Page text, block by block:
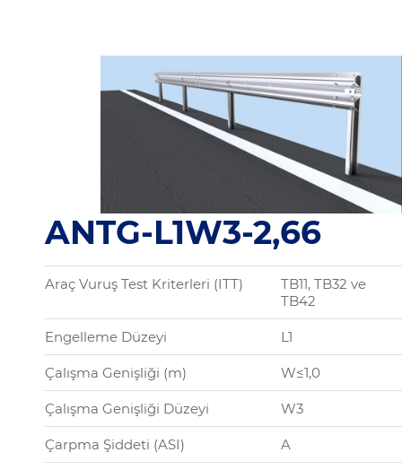
ANTG-L1W3-2,66
Araç Vuruş Test Kriterleri (ITT)
TB11, TB32 ve
TB42
Engelleme Düzeyi L1
Çalışma Genişliği (m) W≤1,0
Çalışma Genişliği Düzeyi W3
Çarpma Şiddeti (ASI) A